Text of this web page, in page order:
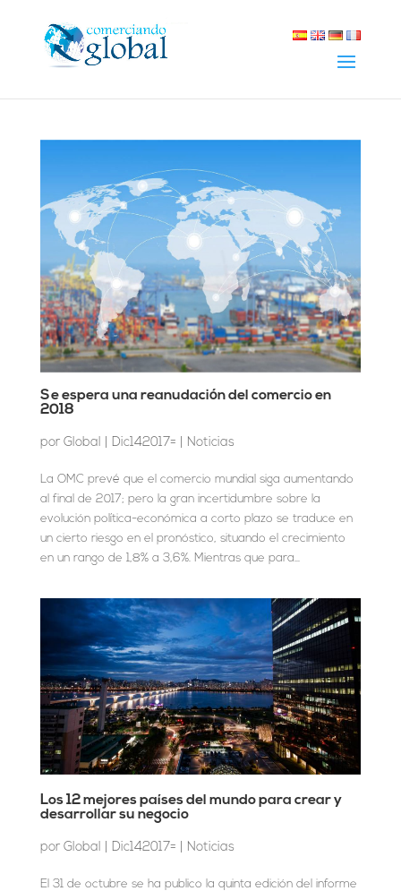
Se espera una reanudación del comercio en
2018
por Global Dic142017= Noticias
La OMC prevé que el comercio mundial siga aumentando
al final de 2017; pero la gran incertidumbre sobre la
evolución política-económica a corto plazo se traduce en
un cierto riesgo en el pronóstico, situando el crecimiento
en un rango de 1,8% a 3,6%. Mientras que para...
Los 12 mejores países del mundo para crear y
desarrollar su negocio
por Global Dic142017= Noticias
El 31 de octubre se ha publico la quinta edición del informe